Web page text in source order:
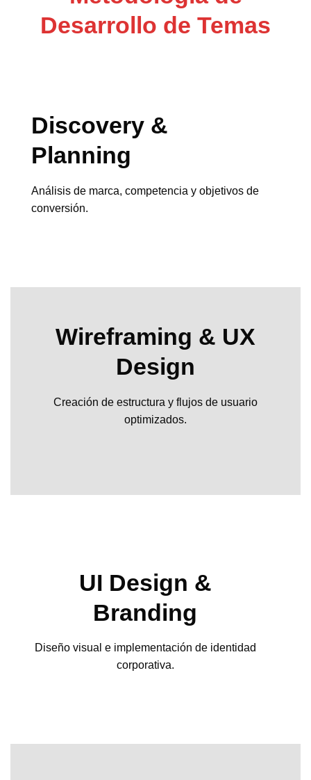
Desarrollo de Temas
Discovery &
Planning
Análisis de marca, competencia y objetivos de
conversión.
Wireframing & UX
Design
Creación de estructura y flujos de usuario
optimizados.
UI Design &
Branding
Diseño visual e implementación de identidad
corporativa.